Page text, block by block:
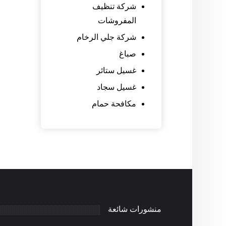
شركة تنظيف
المفروشات
شركة جلي الرخام
صباغ
غسيل ستائر
غسيل سجاد
مكافحة حمام
منشورات شائعة